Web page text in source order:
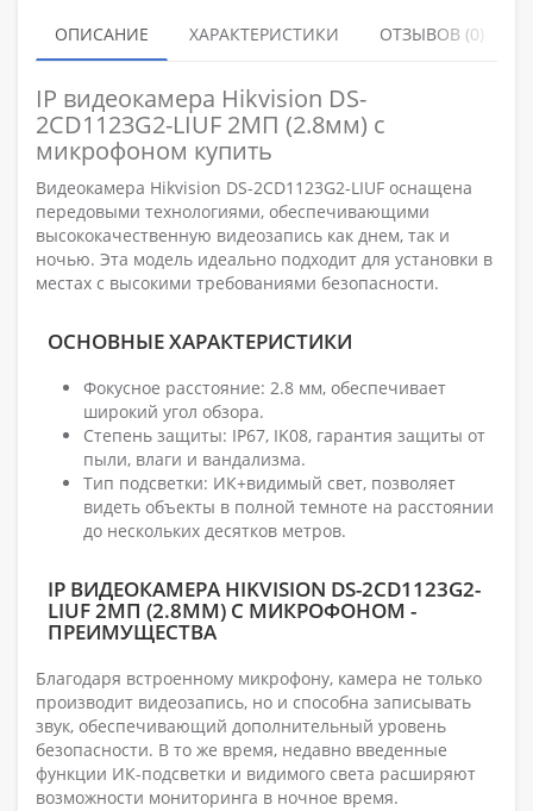
ОПИСАНИЕ ХАРАКТЕРИСТИКИ ОТЗЫВОВ (0)
IP видеокамера Hikvision DS-
2CD1123G2-LIUF 2МП (2.8мм) с
микрофоном купить
Видеокамера Hikvision DS-2CD1123G2-LIUF оснащена
передовыми технологиями, обеспечивающими
высококачественную видеозапись как днем, так и
ночью. Эта модель идеально подходит для установки в
местах с высокими требованиями безопасности.
ОСНОВНЫЕ ХАРАКТЕРИСТИКИ
Фокусное расстояние: 2.8 мм, обеспечивает
широкий угол обзора.
Степень защиты: IP67, IK08, гарантия защиты от
пыли, влаги и вандализма.
Тип подсветки: ИК+видимый свет, позволяет
видеть объекты в полной темноте на расстоянии
до нескольких десятков метров.
IP ВИДЕОКАМЕРА HIKVISION DS-2CD1123G2-
LIUF 2МП (2.8ММ) С МИКРОФОНОМ -
ПРЕИМУЩЕСТВА
Благодаря встроенному микрофону, камера не только
производит видеозапись, но и способна записывать
звук, обеспечивающий дополнительный уровень
безопасности. В то же время, недавно введенные
функции ИК-подсветки и видимого света расширяют
возможности мониторинга в ночное время.